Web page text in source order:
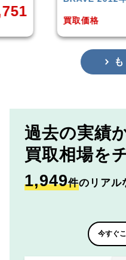
買取価格
過去の実績
買取相場を
1,949件のリアル
今すぐ